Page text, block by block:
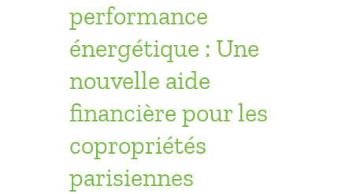
performance
énergétique : Une
nouvelle aide
financière pour les
copropriétés
parisiennes